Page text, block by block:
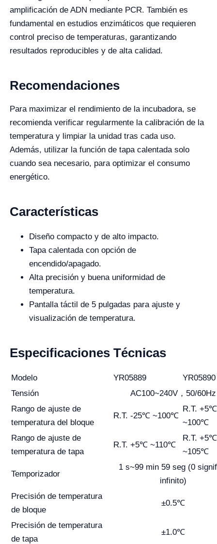
amplificación de ADN mediante PCR. También es
fundamental en estudios enzimáticos que requieren
control preciso de temperaturas, garantizando
resultados reproducibles y de alta calidad.
Recomendaciones
Para maximizar el rendimiento de la incubadora, se
recomienda verificar regularmente la calibración de la
temperatura y limpiar la unidad tras cada uso.
Además, utilizar la función de tapa calentada solo
cuando sea necesario, para optimizar el consumo
energético.
Características
Diseño compacto y de alto impacto.
Tapa calentada con opción de
encendido/apagado.
Alta precisión y buena uniformidad de
temperatura.
Pantalla táctil de 5 pulgadas para ajuste y
visualización de temperatura.
Especificaciones Técnicas
Modelo YR05889
YR05890
Tensión
AC100~240V，50/60Hz
Rango de ajuste de
temperatura del bloque
R.T. -25℃ ~100℃
R.T. +5℃
~100℃
Rango de ajuste de
temperatura de tapa
R.T. +5℃ ~110℃
R.T. +5℃
~105℃
Temporizador
1 s~99 min 59 seg (0
infinito)
Precisión de temperatura
de bloque
±0.5℃
Precisión de temperatura
de tapa
±1.0℃